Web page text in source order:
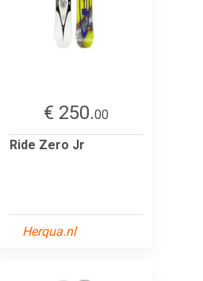
€ 250.00
Ride Zero Jr
Herqua.nl